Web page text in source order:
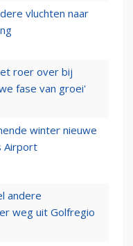
vluchten naar
roer over bij
fase van groei'
winter nieuwe
Airport
andere
weg uit Golfregio